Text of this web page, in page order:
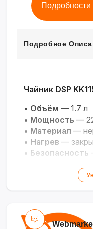
Подробное
Чайник DSP
• Объём — 1.7 л
• Мощность —
• Материал —
• Нагрев —
• Безопасность